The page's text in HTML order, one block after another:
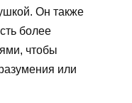
Он также
более
чтобы
или